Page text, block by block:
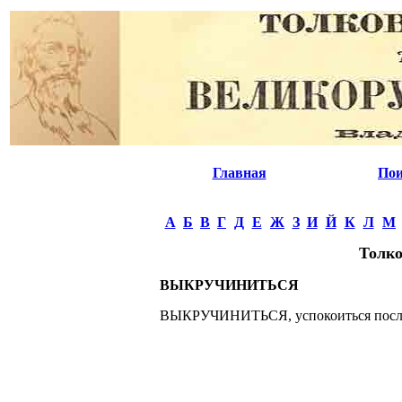
Главная
А Б В Г Д Е Ж З И Й К Л М
ВЫКРУЧИНИТЬСЯ
ВЫКРУЧИНИТЬСЯ, успокоиться после